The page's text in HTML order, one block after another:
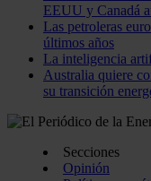
EEUU y Canadá
Las petroleras
últimos años
La inteligencia
Australia quiere
su transición
Secciones
Opinión